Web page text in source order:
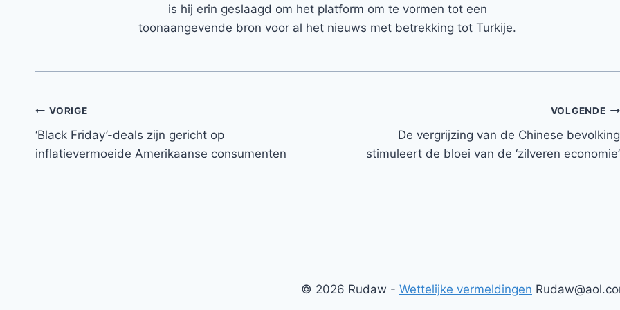
is hij erin geslaagd om het platform om te vormen tot een
toonaangevende bron voor al het nieuws met betrekking tot Turkije.
Bericht
navigatie
VORIGE
‘Black Friday’-deals zijn gericht op
inflatievermoeide Amerikaanse consumenten
VOLGENDE
De vergrijzing van de Chinese bevolking
stimuleert de bloei van de ‘zilveren economie’
© 2026 Rudaw - Wettelijke vermeldingen